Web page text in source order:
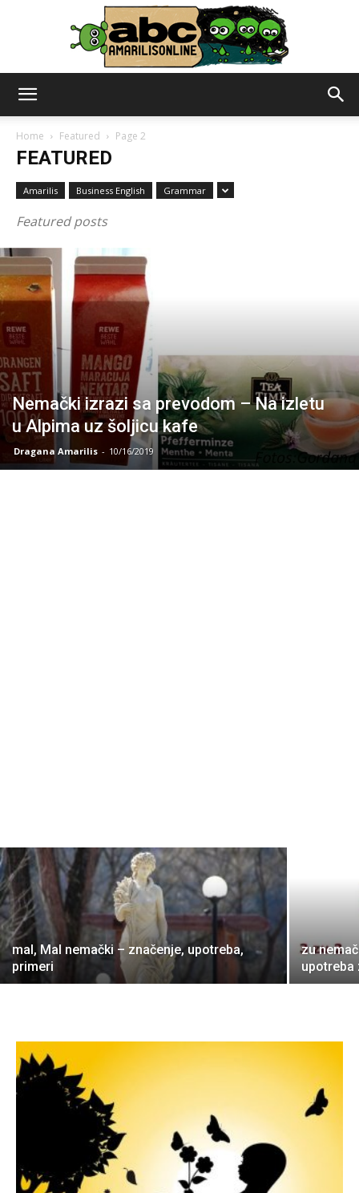
–
Home Featured Page 2
FEATURED
Amarilis Business English Grammar
Featured posts
Nemački izrazi sa prevodom – Na izletu
u Alpima uz šoljicu kafe
Dragana Amarilis - 10/16/2019
mal, Mal nemački – značenje, upotreba,
primeri
zu
upotreba